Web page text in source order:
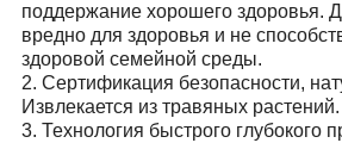
поддержание хорошего здоровья.
вредно для здоровья и не
здоровой семейной среды.
2. Сертификация безопасности,
Извлекается из травяных растений.
3. Технология быстрого глубокого